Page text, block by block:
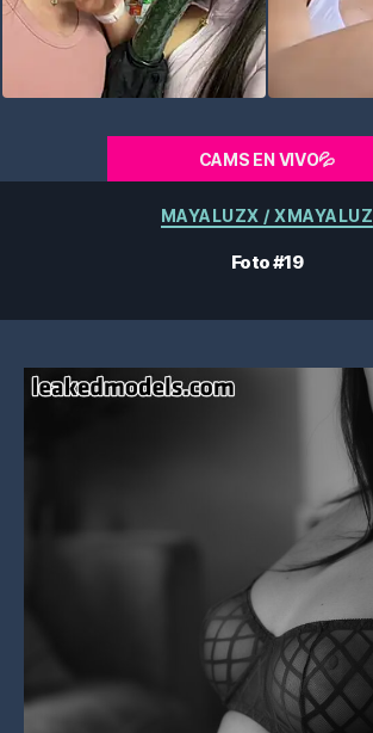
CAMS EN VIVO💦
Categorías
MAYALUZX / XMAYALUZ
Foto #19